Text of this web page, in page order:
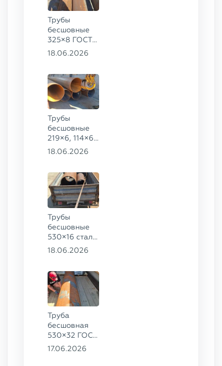
8732-78, ст.
09Г2С
Трубы
бесшовные
325×8 ГОСТ
8732-78, ст.
18.06.2026
Трубы
бесшовные
219×6, 114×6,
57×6 ГОСТ
18.06.2026
Трубы
бесшовные
530×16 сталь
13ХФА,
18.06.2026
Труба
бесшовная
530×32 ГОСТ
8732-78, ст.
17.06.2026